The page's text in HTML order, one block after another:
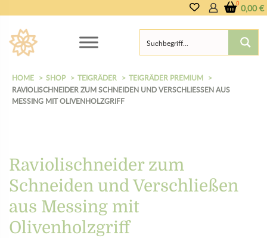
0,00€
HOME SHOP TEIGRÄDER
TEIGRÄDER PREMIUM
RAVIOLISCHNEIDER ZUM SCHNEIDEN UND VERSCHLIESSEN AUS M
ESSING MIT OLIVENHOLZGRIFF
Raviolischneider zum
Schneiden und Verschließen
aus Messing mit
Olivenholzgriff